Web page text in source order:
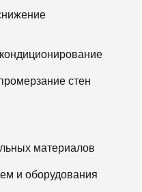
стен
материалов
и оборудования